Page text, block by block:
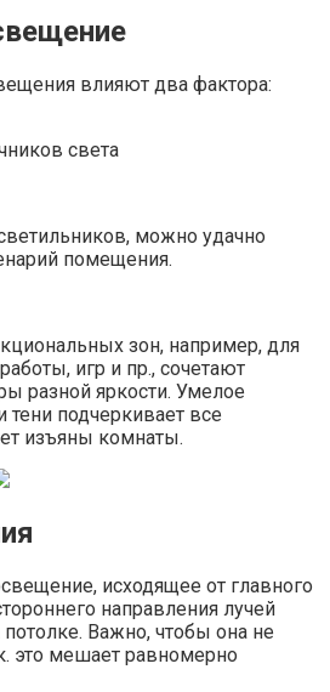
влияют два фактора:
света
можно удачно
помещения.
зон, например, для
игр и пр., сочетают
разной яркости. Умелое
тени подчеркивает все
изъяны комнаты.
исходящее от главного
направления лучей
Важно, чтобы она не
это мешает равномерно